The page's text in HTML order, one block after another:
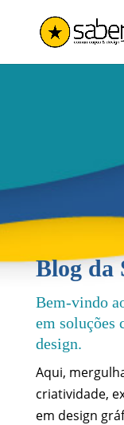
Blog da
Bem-vindo
em soluções
design.
Aqui,
criatividade,
em design